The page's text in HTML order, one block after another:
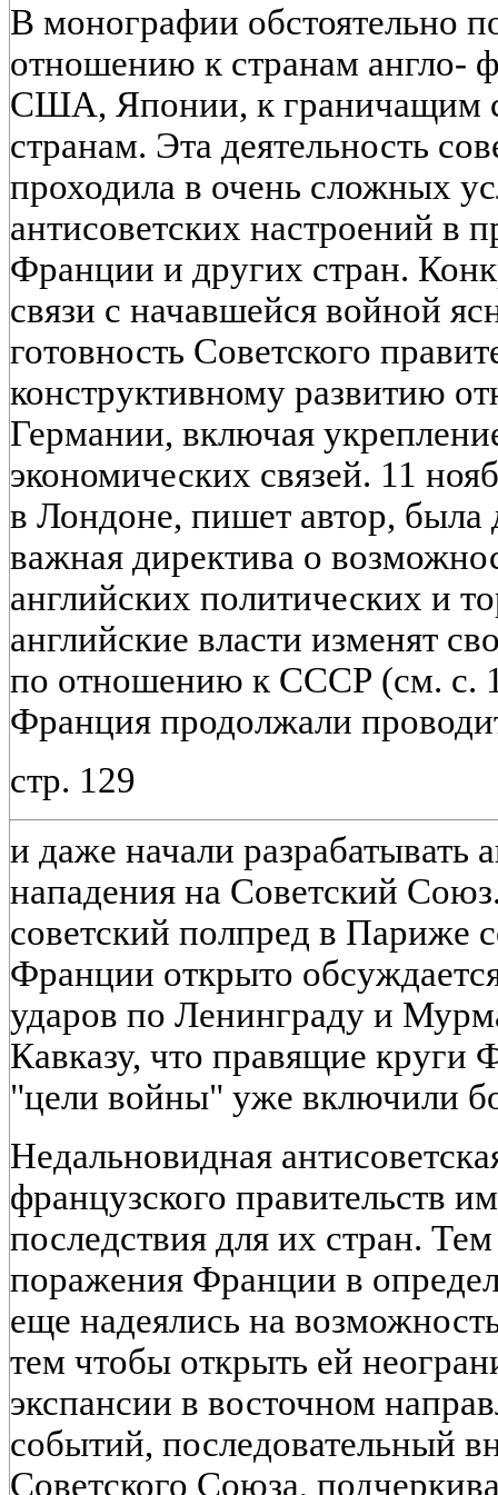
В монографии обстоятельно
отношению к странам англо-
США, Японии, к граничащим
странам. Эта деятельность
проходила в очень сложных
антисоветских настроений в
Франции и других стран.
связи с начавшейся войной
готовность Советского
конструктивному развитию
Германии, включая
экономических связей. 11
в Лондоне, пишет автор, была
важная директива о
английских политических и
английские власти изменят
по отношению к СССР (см. с.
Франция продолжали
стр. 129
и даже начали разрабатывать
нападения на Советский
советский полпред в
Франции открыто
ударов по Ленинграду и
Кавказу, что правящие круги
"цели войны" уже включили
Недальновидная
французского правительств
последствия для их стран.
поражения Франции в
еще надеялись на
тем чтобы открыть ей
экспансии в восточном
событий, последовательный
Советского Союза,